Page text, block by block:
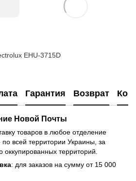
EHU-3715D
Гарантия Возврат
Новой Почты
товаров в любое отделение
всей территории Украины, за
территорий.
: для заказов на сумму от 15 000